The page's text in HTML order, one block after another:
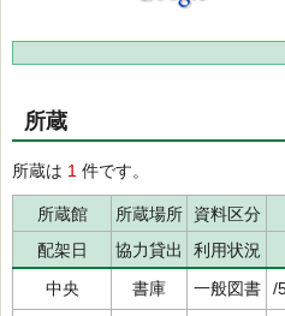
所蔵
所蔵は 1 件です。
所蔵館 所蔵場所 資料区分
配架日
協力貸出 利用状況
中央
書庫 一般図書 /